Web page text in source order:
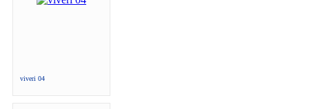
viveri 04